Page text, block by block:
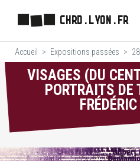
CHRD.LYON.FR
Accueil Expositions passées
VISAGES (DU
PORTRAITS DE